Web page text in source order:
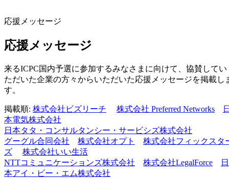
応援メッセージ
応援メッセージ
来るICPC国内予選に参加するみなさまに向けて、協賛してい
ただいた企業の方々からいただいた応援メッセージを掲載し
す。
掲載順: 株式会社ビズリーチ 株式会社 Preferred Networks
本電気株式会社
日本タタ・コンサルタンシー・サービシズ株式会社
グーグル合同会社
株式会社オプト
株式会社フィックスタ
ズ
株式会社いい生活
NTTコミュニケーションズ株式会社
株式会社LegalForce
日
本アイ・ビー・エム株式会社